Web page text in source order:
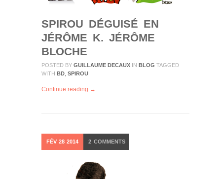
SPIROU DÉGUISÉ EN
JÉRÔME K. JÉRÔME
BLOCHE
POSTED BY GUILLAUME DECAUX IN BLOG TAGGED
WITH BD, SPIROU
Continue reading →
FÉV 28 2014 2 COMMENTS